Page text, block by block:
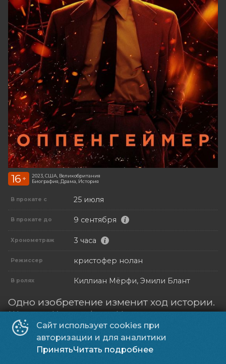
16 +
2023, США, Великобритания
Биография, Драма, История
В прокате с 25 июля
В прокате до 9 сентября
Хронометраж 3 часа
Режиссер кристофер нолан
В ролях Киллиан Мёрфи, Эмили Блант
Одно изобретение изменит ход истории.
Шедевр Кристофера Нолана,
получивший 7 «Оскаров»
За любовь
Сайт использует cookies при
авторизации и для аналитики
ПринятьЧитать подробнее